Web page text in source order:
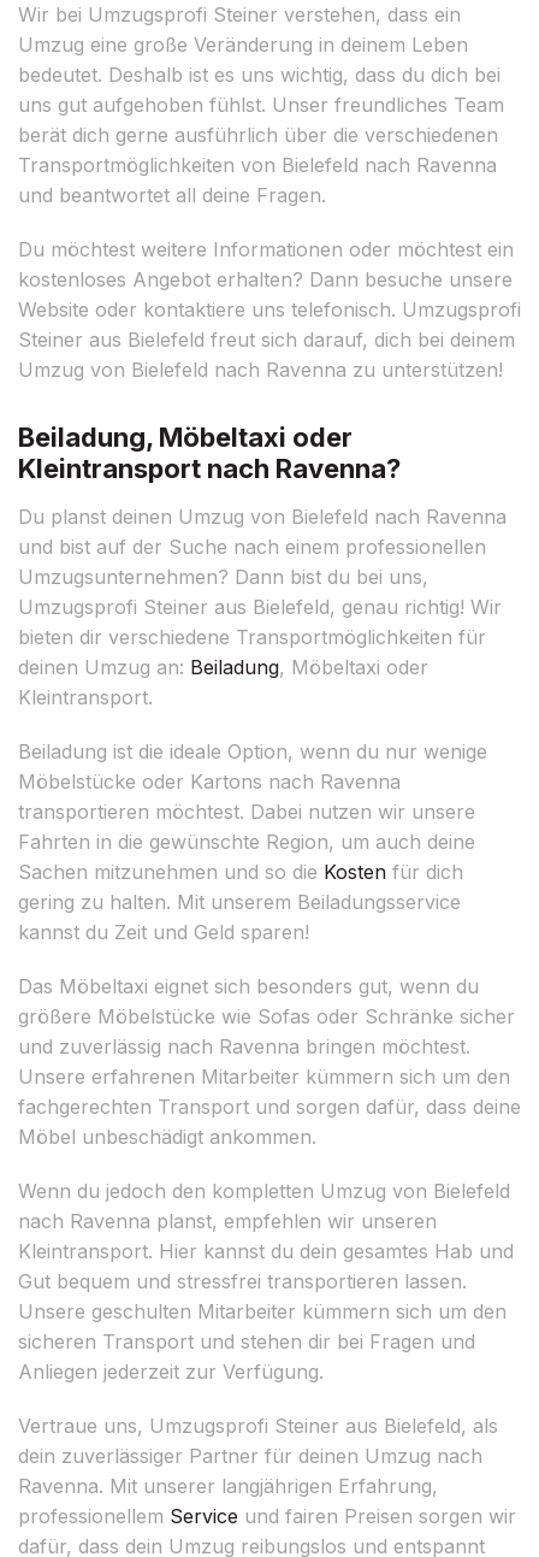
Wir bei Umzugsprofi Steiner verstehen, dass ein
Umzug eine große Veränderung in deinem Leben
bedeutet. Deshalb ist es uns wichtig, dass du dich bei
uns gut aufgehoben fühlst. Unser freundliches Team
berät dich gerne ausführlich über die verschiedenen
Transportmöglichkeiten von Bielefeld nach Ravenna
und beantwortet all deine Fragen.
Du möchtest weitere Informationen oder möchtest ein
kostenloses Angebot erhalten? Dann besuche unsere
Website oder kontaktiere uns telefonisch. Umzugsprofi
Steiner aus Bielefeld freut sich darauf, dich bei deinem
Umzug von Bielefeld nach Ravenna zu unterstützen!
Beiladung, Möbeltaxi oder
Kleintransport nach Ravenna?
Du planst deinen Umzug von Bielefeld nach Ravenna
und bist auf der Suche nach einem professionellen
Umzugsunternehmen? Dann bist du bei uns,
Umzugsprofi Steiner aus Bielefeld, genau richtig! Wir
bieten dir verschiedene Transportmöglichkeiten für
deinen Umzug an: Beiladung, Möbeltaxi oder
Kleintransport.
Beiladung ist die ideale Option, wenn du nur wenige
Möbelstücke oder Kartons nach Ravenna
transportieren möchtest. Dabei nutzen wir unsere
Fahrten in die gewünschte Region, um auch deine
Sachen mitzunehmen und so die Kosten für dich
gering zu halten. Mit unserem Beiladungsservice
kannst du Zeit und Geld sparen!
Das Möbeltaxi eignet sich besonders gut, wenn du
größere Möbelstücke wie Sofas oder Schränke sicher
und zuverlässig nach Ravenna bringen möchtest.
Unsere erfahrenen Mitarbeiter kümmern sich um den
fachgerechten Transport und sorgen dafür, dass deine
Möbel unbeschädigt ankommen.
Wenn du jedoch den kompletten Umzug von Bielefeld
nach Ravenna planst, empfehlen wir unseren
Kleintransport. Hier kannst du dein gesamtes Hab und
Gut bequem und stressfrei transportieren lassen.
Unsere geschulten Mitarbeiter kümmern sich um den
sicheren Transport und stehen dir bei Fragen und
Anliegen jederzeit zur Verfügung.
Vertraue uns, Umzugsprofi Steiner aus Bielefeld, als
dein zuverlässiger Partner für deinen Umzug nach
Ravenna. Mit unserer langjährigen Erfahrung,
professionellem Service und fairen Preisen sorgen wir
dafür, dass dein Umzug reibungslos und entspannt